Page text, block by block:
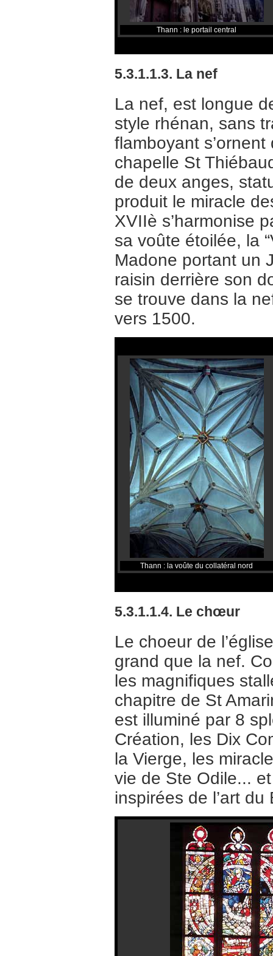
Thann : le portail central
5.3.1.1.3. La nef
La nef, est longue
style rhénan, sans
flamboyant
chapelle St
de deux anges,
produit le miracle
XVIIè s’harmonise
sa voûte étoilée, la
Madone portant un
raisin derrière son
se trouve dans la
vers 1500.
Thann : la voûte du collatéral nord
5.3.1.1.4. Le chœur
Le choeur de
grand que la nef.
les magnifiques
chapitre de St
est illuminé par 8
Création, les Dix
la Vierge, les
vie de Ste Odile...
inspirées de l’art